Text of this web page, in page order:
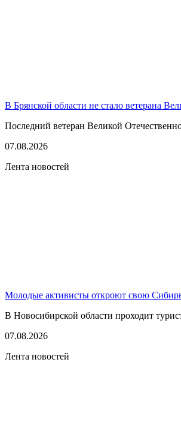
В Брянской области не стало ветерана
Последний ветеран Великой
07.08.2026
Лента новостей
Молодые активисты откроют свою
В Новосибирской области проходит
07.08.2026
Лента новостей